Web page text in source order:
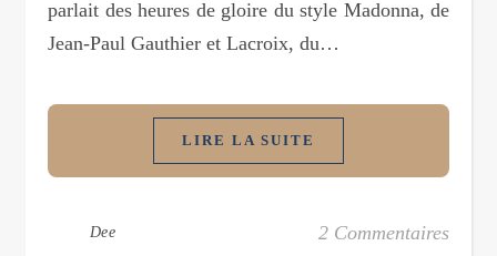
parlait des heures de gloire du style Madonna, de
Jean-Paul Gauthier et Lacroix, du…
LIRE LA SUITE
Dee 2 Commentaires